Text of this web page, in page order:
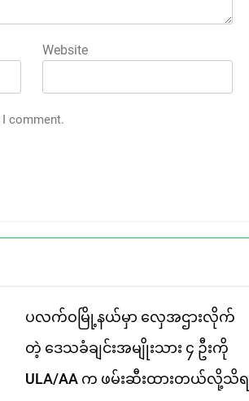
Website
comment.
ပလက်ဝမြို့နယ်မှာ လှေအဌားလိုက်
တဲ့ ဒေသခံချင်းအမျိုးသား ၄ ဦးကို
ULA/AA က ဖမ်းဆီးထားတယ်လို့သိရ